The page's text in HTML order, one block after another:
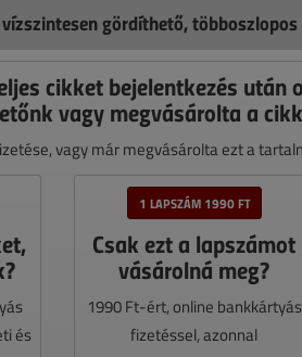
gördíthető,
cikket bejelentkezés után
vagy megvásárolta a
vagy már megvásárolta ezt a
és
1 LAPSZÁM 1990 FT
Csak ezt a lapszámot
vásárolná meg?
1990 Ft-ért, online bankkártyás
fizetéssel, azonnal